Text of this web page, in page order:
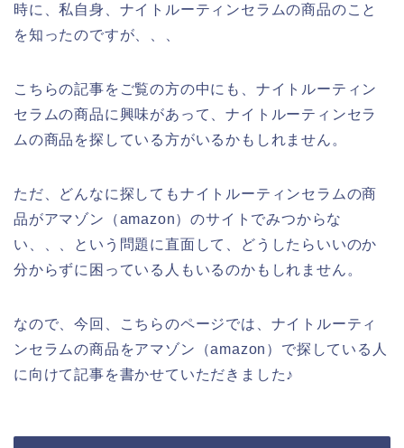
時に、私自身、ナイトルーティンセラムの商品のこと
を知ったのですが、、、
こちらの記事をご覧の方の中にも、ナイトルーティン
セラムの商品に興味があって、ナイトルーティンセラ
ムの商品を探している方がいるかもしれません。
ただ、どんなに探してもナイトルーティンセラムの商
品がアマゾン（amazon）のサイトでみつからな
い、、、という問題に直面して、どうしたらいいのか
分からずに困っている人もいるのかもしれません。
なので、今回、こちらのページでは、ナイトルーティ
ンセラムの商品をアマゾン（amazon）で探している人
に向けて記事を書かせていただきました♪